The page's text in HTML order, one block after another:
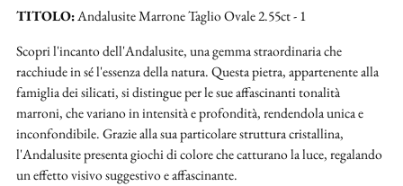
al
carrello...
TITOLO:Andalusite Marrone Taglio Ovale 2.55ct - 1
Scopri l'incanto dell'Andalusite, una gemma straordinaria che
racchiude in sé l'essenza della natura. Questa pietra, appartenente alla
famiglia dei silicati, si distingue per le sue affascinanti tonalità
marroni, che variano in intensità e profondità, rendendola unica e
inconfondibile. Grazie alla sua particolare struttura cristallina,
l'Andalusite presenta giochi di colore che catturano la luce, regalando
un effetto visivo suggestivo e affascinante.